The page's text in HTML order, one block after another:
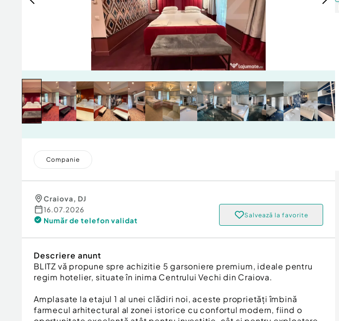
Companie
Craiova, DJ
16.07.2026
Număr de telefon validat
Salvează la favorite
Descriere anunt
BLITZ vă propune spre achizitie 5 garsoniere premium, ideale pentru
regim hotelier, situate în inima Centrului Vechi din Craiova.
Amplasate la etajul 1 al unei clădiri noi, aceste proprietăți îmbină
farmecul arhitectural al zonei istorice cu confortul modern, fiind o